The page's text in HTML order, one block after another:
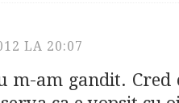
LA 20:07
m-am gandit. Cred